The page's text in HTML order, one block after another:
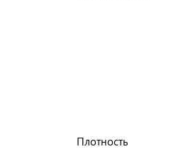
Плотность